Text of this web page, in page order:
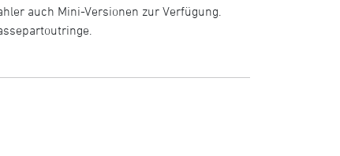
auch Mini-Versionen zur Verfügung.